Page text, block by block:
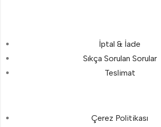
İptal & İade
Sıkça Sorulan Sorular
Teslimat
Çerez Politikası